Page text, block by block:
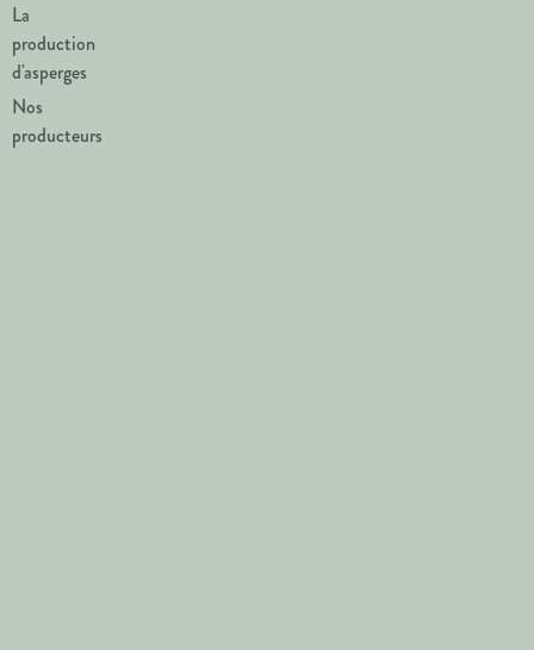
La
production
d'asperges
Nos
producteurs